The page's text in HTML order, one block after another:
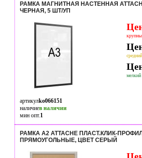
РАМКА МАГНИТНАЯ НАСТЕННАЯ
ЧЕРНАЯ, 5 ШТ/УП
мелкий
артикулko066151
наличиев наличии
мин опт.1
РАМКА А2 ATTACHE ПЛАСТ.КЛИК-
ПРЯМОУГОЛЬНЫЕ, ЦВЕТ СЕРЫЙ